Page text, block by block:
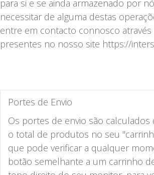
para si e se ainda armazenado por
necessitar de alguma destas
entre em contacto connosco
presentes no nosso site https://
Portes de Envio
Os portes de envio são
o total de produtos no seu
que pode verificar a qualquer
botão semelhante a um carrinho